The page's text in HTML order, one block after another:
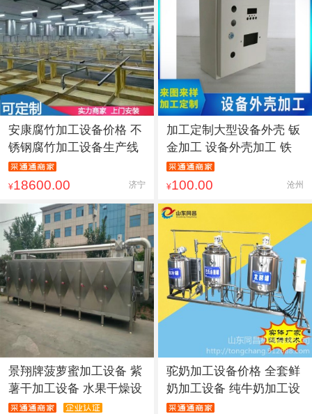
安康腐竹加工设备价格 不
锈钢腐竹加工设备生产线
¥18600.00 济宁
加工定制大型设备外壳 钣
金加工 设备外壳加工 铁
¥100.00 沧州
景翔牌菠萝蜜加工设备 紫
薯干加工设备 水果干燥设
驼奶加工设备价格 全套鲜
奶加工设备 纯牛奶加工设